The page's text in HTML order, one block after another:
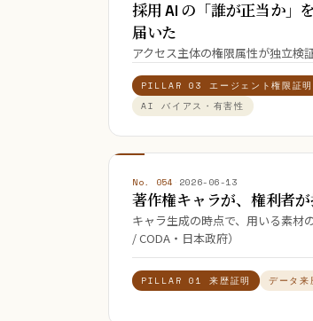
採用 AI の「誰が正当か」
届いた
アクセス主体の権限属性が独立検
PILLAR 03 エージェント権限証明
AI バイアス・有害性
No. 054 2026-06-13
著作権キャラが、権利者
キャラ生成の時点で、用いる素材
/ CODA・日本政府）
PILLAR 01 来歴証明 データ来